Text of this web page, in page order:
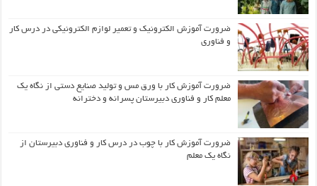
ضرورت آموزش الکترونیک و تعمیر لوازم الکترونیکی در درس کار
و فناوری
ضرورت آموزش کار با ورق مس و تولید صنایع دستی از نگاه یک
معلم کار و فناوری دبیرستان پسرانه و دخترانه
ضرورت آموزش کار با چوب در درس کار و فناوری دبیرستان از
نگاه یک معلم